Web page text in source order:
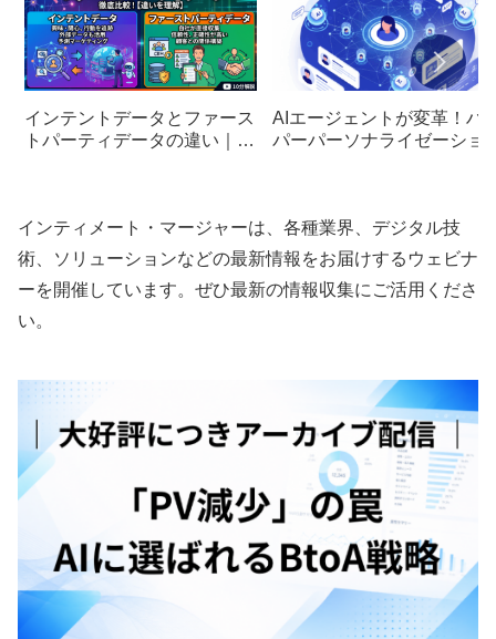
インテントデータとファース
トパーティデータの違い｜組
AIエージェントが変革！ハ
パーパーソナライゼーショ
インティメート・マージャーは、各種業界、デジタル技
術、ソリューションなどの最新情報をお届けするウェビナ
ーを開催しています。ぜひ最新の情報収集にご活用くださ
い。